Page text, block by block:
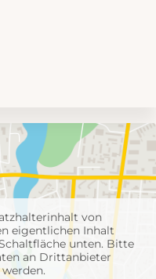
von
eigentlichen Inhalt
unten. Bitte
an Drittanbieter